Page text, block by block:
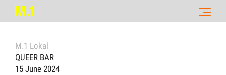
M.1 Lokal
QUEER BAR
15 June 2024